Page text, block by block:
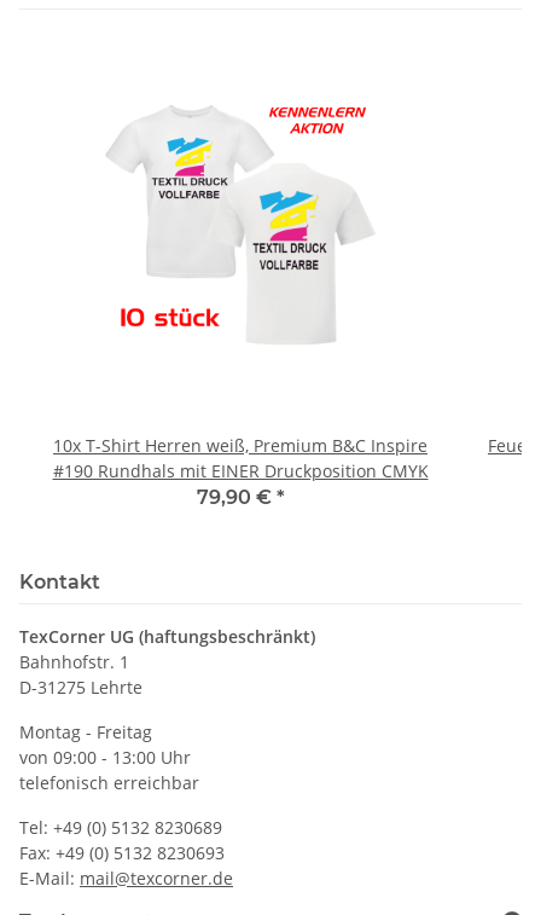
10x T-Shirt Herren weiß, Premium B&C Inspire
#190 Rundhals mit EINER Druckposition CMYK
79,90 € *
Kontakt
TexCorner UG (haftungsbeschränkt)
Bahnhofstr. 1
D-31275 Lehrte
Montag - Freitag
von 09:00 - 13:00 Uhr
telefonisch erreichbar
Tel: +49 (0) 5132 8230689
Fax: +49 (0) 5132 8230693
E-Mail: mail@texcorner.de